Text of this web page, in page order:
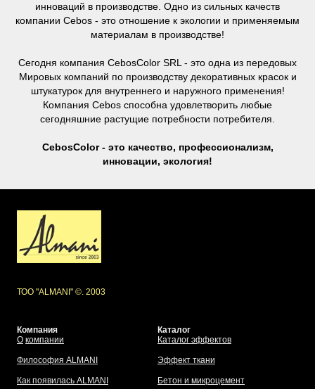
инноваций в производстве. Одно из сильных качеств
компании Cebos - это отношение к экологии и применяемым
материалам в производстве!
Сегодня компания CebosColor SRL - это одна из передовых
Мировых компаний по производству декоративных красок и
штукатурок для внутреннего и наружного применения!
Компания Cebos способна удовлетворить любые
сегодняшние растущие потребности потребителя.
CebosColor - это качество, профессионализм,
инновации, экология!
ТОО "ALMANI" ©. 2003
Компания
О компании
Философия ALMANI
Как появилась ALMANI
Каталог
Каталог эффектов
Эффект ткани
Бетон и микроцемент